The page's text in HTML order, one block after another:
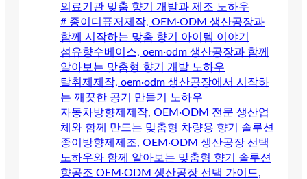
의료기관 맞춤 향기 개발과 제조 노하우
# 종이디퓨저제작, OEM·ODM 생산공장과
함께 시작하는 맞춤 향기 아이템 이야기
섬유향수베이스, oem·odm 생산공장과 함께
알아보는 맞춤형 향기 개발 노하우
탈취제제작, oem·odm 생산공장에서 시작하
는 깨끗한 공기 만들기 노하우
자동차방향제제작, OEM·ODM 전문 생산업
체와 함께 만드는 맞춤형 차량용 향기 솔루션
종이방향제제조, OEM·ODM 생산공장 선택
노하우와 함께 알아보는 맞춤형 향기 솔루션
향공조 OEM·ODM 생산공장 선택 가이드,